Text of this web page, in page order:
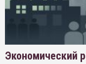
Экономический